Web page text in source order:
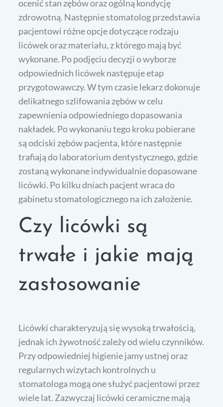
ocenić stan zębów oraz ogólną kondycję
zdrowotną. Następnie stomatolog przedstawia
pacjentowi różne opcje dotyczące rodzaju
licówek oraz materiału, z którego mają być
wykonane. Po podjęciu decyzji o wyborze
odpowiednich licówek następuje etap
przygotowawczy. W tym czasie lekarz dokonuje
delikatnego szlifowania zębów w celu
zapewnienia odpowiedniego dopasowania
nakładek. Po wykonaniu tego kroku pobierane
są odciski zębów pacjenta, które następnie
trafiają do laboratorium dentystycznego, gdzie
zostaną wykonane indywidualnie dopasowane
licówki. Po kilku dniach pacjent wraca do
gabinetu stomatologicznego na ich założenie.
Czy licówki są
trwałe i jakie mają
zastosowanie
Licówki charakteryzują się wysoką trwałością,
jednak ich żywotność zależy od wielu czynników.
Przy odpowiedniej higienie jamy ustnej oraz
regularnych wizytach kontrolnych u
stomatologa mogą one służyć pacjentowi przez
wiele lat. Zazwyczaj licówki ceramiczne mają